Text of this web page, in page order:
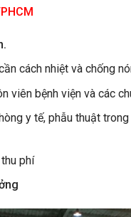
cách nhiệt và chống
viên bệnh viện và các
y tế, phẫu thuật
phí